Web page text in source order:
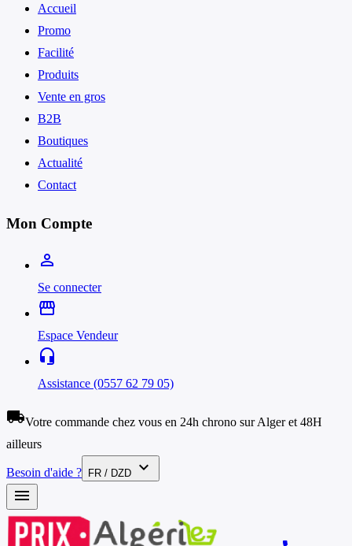
Accueil
Promo
Facilité
Produits
Vente en gros
B2B
Boutiques
Actualité
Contact
Mon Compte
person_outline
Se connecter
storefront
Espace Vendeur
headset_mic
Assistance (0557 62 79 05)
local_shippingVotre commande chez vous en 24h chrono sur Alger et 48H
ailleurs
Besoin d'aide ? FR / DZD
expand_more
menu